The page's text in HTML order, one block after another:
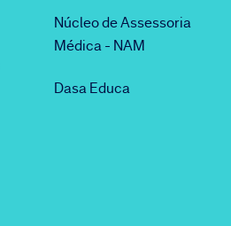
Núcleo de Assessoria
Médica - NAM
Dasa Educa